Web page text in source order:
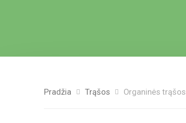
Pradžia Trąšos Organinės trąšos